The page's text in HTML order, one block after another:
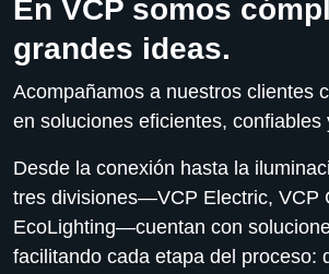
En VCP somos
grandes ideas.
Acompañamos a nuestros clientes
en soluciones eficientes, confiables
Desde la conexión hasta la
tres divisiones—VCP Electric, VCP
EcoLighting—cuentan con
facilitando cada etapa del proceso: